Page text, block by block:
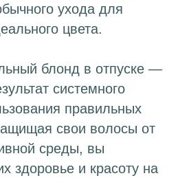
ухода для
цвета.
блонд в отпуске —
системного
правильных
свои волосы от
среды, вы
здоровье и красоту на